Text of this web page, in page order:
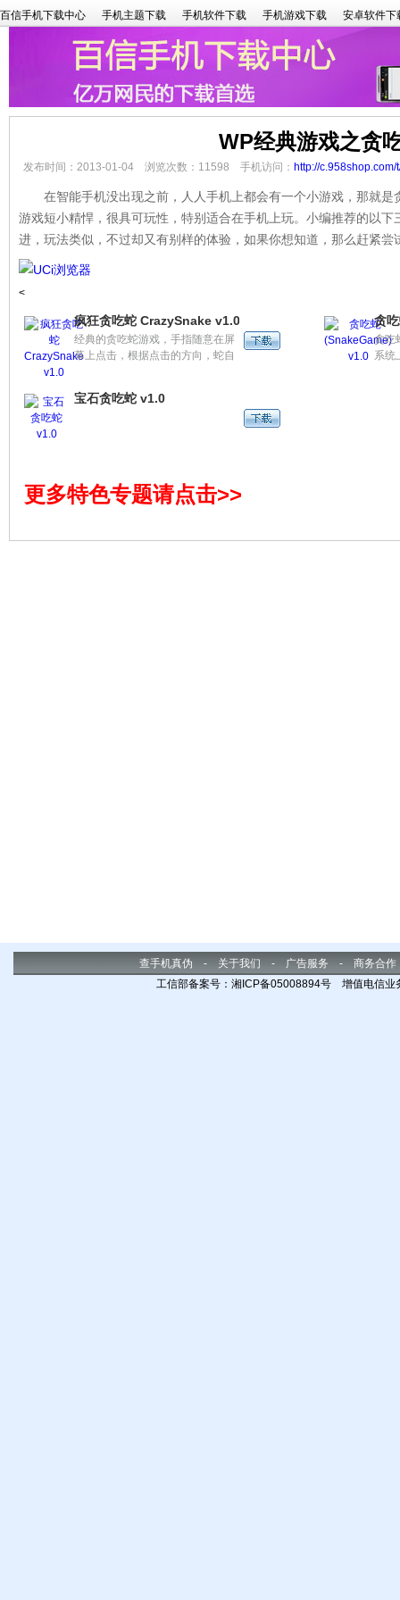
百信手机下载中心 手机主题下载 手机软件下载 手机游戏下载 安卓软件下
WP经典游戏之贪
发布时间：2013-01-04 浏览次数：11598 手机访问： http://c.958shop.com/
在智能手机没出现之前，人人手机上都会有一个小游戏，那就是
游戏短小精悍，很具可玩性，特别适合在手机上玩。小编推荐的以
进，玩法类似，不过却又有别样的体验，如果你想知道，那么赶紧尝
<
疯狂贪吃蛇 CrazySnake v1.0
经典的贪吃蛇游戏，手指随意在屏
幕上点击，根据点击的方向，蛇自
贪
贪吃
系统
宝石贪吃蛇 v1.0
更多特色专题请点击>>
查手机真伪 - 关于我们 - 广告服务 - 商务合作
工信部备案号：湘ICP备05008894号 增值电信